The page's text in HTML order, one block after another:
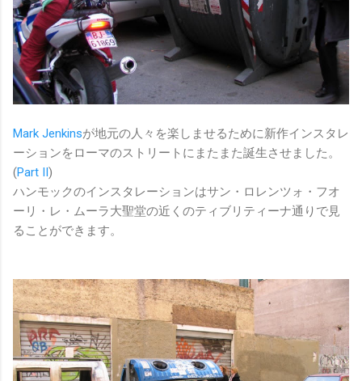
Mark Jenkinsが地元の人々を楽しませるために新作インスタレ
ーションをローマのストリートにまたまた誕生させました。
(Part II )
ハンモックのインスタレーションはサン・ロレンツォ・フオ
ーリ・レ・ムーラ大聖堂の近くのティブリティーナ通りで見
ることができます。